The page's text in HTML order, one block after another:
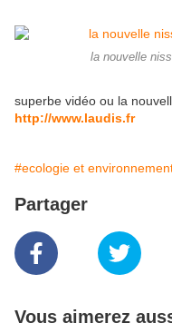
la nouvelle
superbe vidéo ou la
http://www.laudis.fr
#ecologie et
Partager
Vous aimerez